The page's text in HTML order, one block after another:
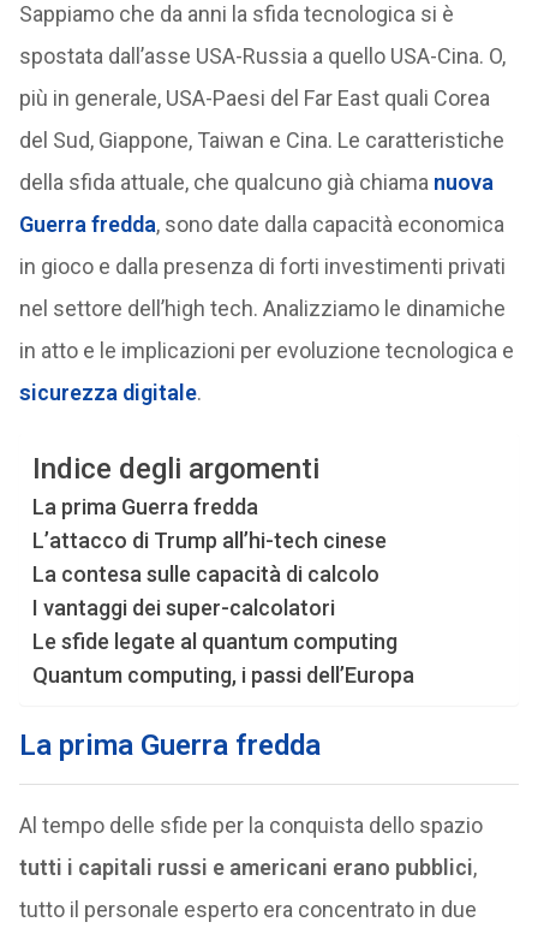
Sappiamo che da anni la sfida tecnologica si è
spostata dall’asse USA-Russia a quello USA-Cina. O,
più in generale, USA-Paesi del Far East quali Corea
del Sud, Giappone, Taiwan e Cina. Le caratteristiche
della sfida attuale, che qualcuno già chiama nuova
Guerra fredda, sono date dalla capacità economica
in gioco e dalla presenza di forti investimenti privati
nel settore dell’high tech. Analizziamo le dinamiche
in atto e le implicazioni per evoluzione tecnologica e
sicurezza digitale.
Indice degli argomenti
La prima Guerra fredda
L’attacco di Trump all’hi-tech cinese
La contesa sulle capacità di calcolo
I vantaggi dei super-calcolatori
Le sfide legate al quantum computing
Quantum computing, i passi dell’Europa
La prima Guerra fredda
Al tempo delle sfide per la conquista dello spazio
tutti i capitali russi e americani erano pubblici,
tutto il personale esperto era concentrato in due